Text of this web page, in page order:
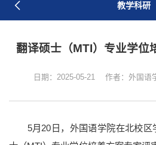
学校简介 现任领导 历任领导
教学科研
翻译硕士（MTI）专业学位
日期：2025-05-21 作者：外国语
5月20日，外国语学院在北校